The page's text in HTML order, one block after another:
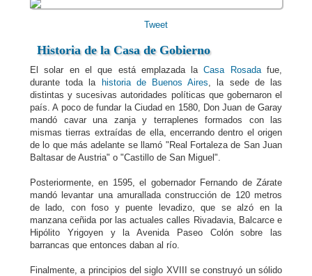
Tweet
Historia de la Casa de Gobierno
El solar en el que está emplazada laCasa Rosadafue,
durante toda la
historia de Buenos Aires, la sede de las
distintas y sucesivas autoridades políticas que gobernaron el
país. A poco de fundar la Ciudad en 1580, Don Juan de Garay
mandó cavar una zanja y terraplenes formados con las
mismas tierras extraídas de ella, encerrando dentro el origen
de lo que más adelante se llamó "Real Fortaleza de San Juan
Baltasar de Austria" o "Castillo de San Miguel".
Posteriormente, en 1595, el gobernador Fernando de Zárate
mandó levantar una amurallada construcción de 120 metros
de lado, con foso y puente levadizo, que se alzó en la
manzana ceñida por las actuales calles Rivadavia, Balcarce e
Hipólito Yrigoyen y la Avenida Paseo Colón sobre las
barrancas que entonces daban al río.
Finalmente, a principios del siglo XVIII se construyó un sólido